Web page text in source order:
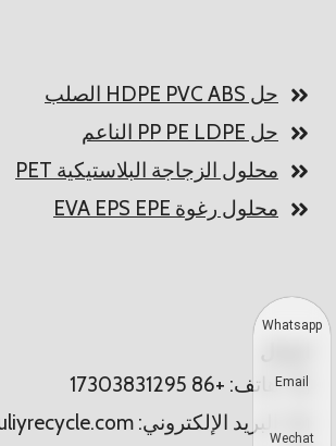
حل HDPE PVC ABS الصلب
حل PP PE LDPE الناعم
محلول الزجاجة البلاستيكية PET
محلول رغوة EVA EPS EPE
هاتف: +86 17303831295
البريد الإلكتروني: info@shuliyrecycle.com
Whatsapp
Email
Wechat